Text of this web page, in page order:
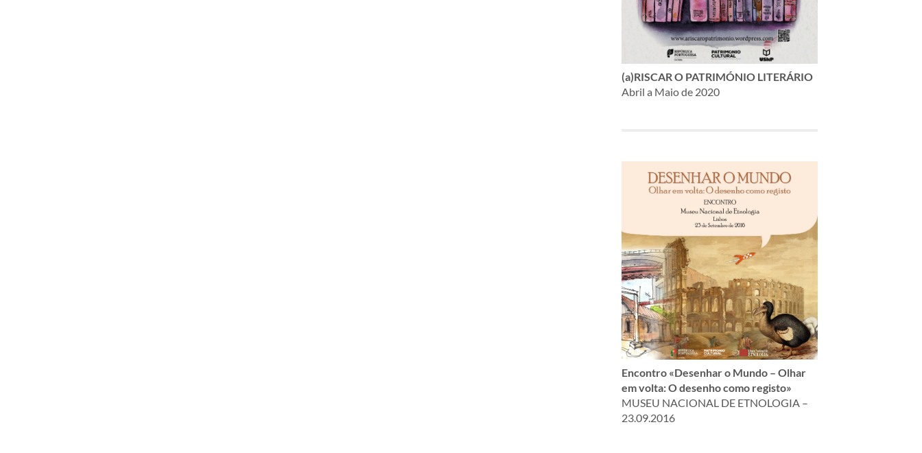
(a)RISCAR O PATRIMÓNIO LITERÁRIO
Abril a Maio de 2020
Encontro «Desenhar o Mundo – Olhar
em volta: O desenho como registo»
MUSEU NACIONAL DE ETNOLOGIA –
23.09.2016